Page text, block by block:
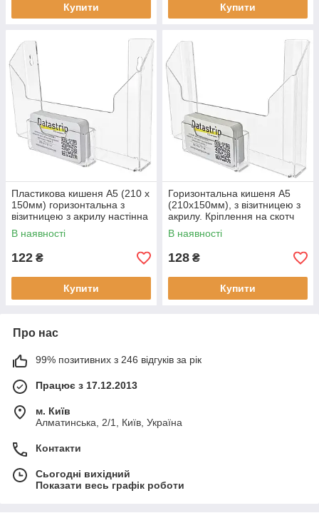
Купити Купити
Пластикова кишеня А5 (210 х
150мм) горизонтальна з
візитницею з акрилу настінна
В наявності
122 ₴
Купити
Горизонтальна кишеня А5
(210х150мм), з візитницею з
акрилу. Кріплення на скотч
В наявності
128 ₴
Купити
Про нас
99% позитивних з 246 відгуків за рік
Працює з 17.12.2013
м. Київ
Алматинська, 2/1, Київ, Україна
Контакти
Сьогодні вихідний
Показати весь графік роботи